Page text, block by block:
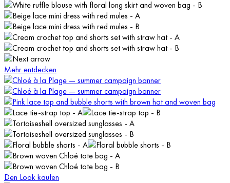
Mehr entdecken
Den Look kaufen